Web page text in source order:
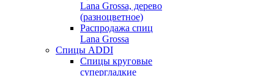
Lana Grossa, дерево
(разноцветное)
Распродажа спиц
Lana Grossa
Спицы ADDI
Спицы круговые
супергладкие